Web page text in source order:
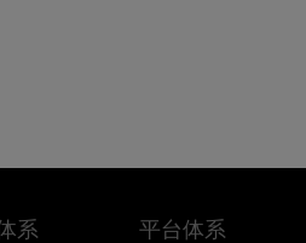
系 平台体系